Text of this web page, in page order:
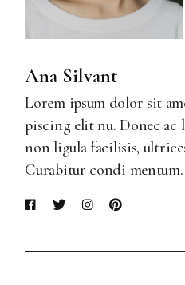
Ana Silvant
Lorem ipsum dolor sit
piscing elit nu. Donec ac
non ligula facilisis,
Curabitur condi mentum.